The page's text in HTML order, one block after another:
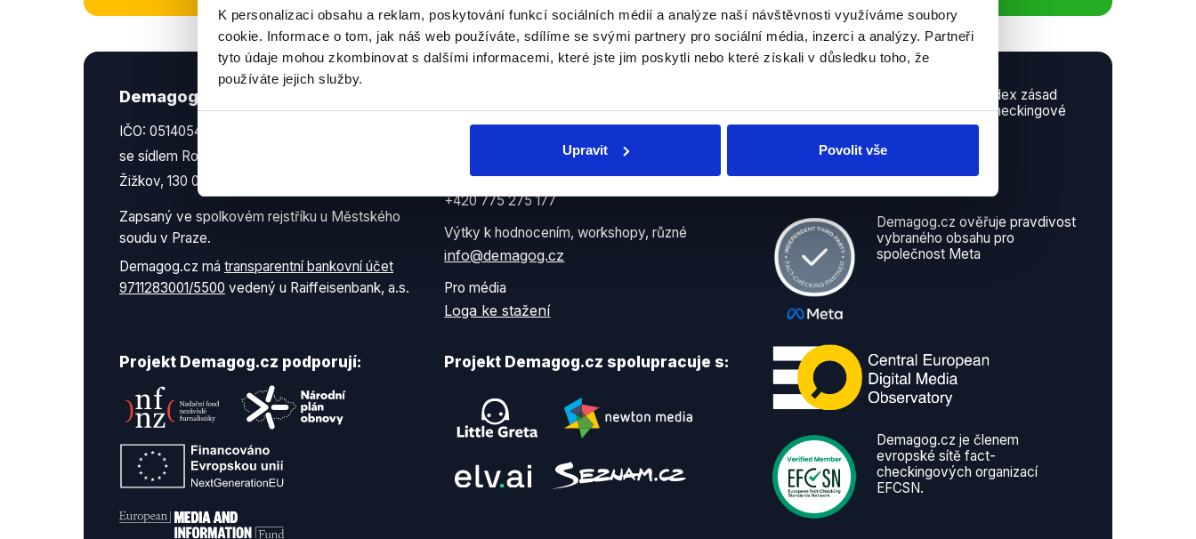
K personalizaci obsahu a reklam, poskytování funkcí sociálních médií a analýze naší návštěvnosti využíváme soubory
cookie. Informace o tom, jak náš web používáte, sdílíme se svými partnery pro sociální média, inzerci a analýzy. Partneři
tyto údaje mohou zkombinovat s dalšími informacemi, které jste jim poskytli nebo které získali v důsledku toho, že
používáte jejich služby.
Upravit Povolit vše
Demagog.cz, z.s.
IČO: 05140544
se sídlem Roháčova 145/14
Žižkov, 130 00 Praha 3
Zapsaný ve spolkovém rejstříku u Městského
soudu v Praze.
Demagog.cz má transparentní bankovní účet
9711283001/5500 vedený u Raiffeisenbank, a.s.
Kontaktní osoba
Petr Gongala | koordinátor projektu
petr.gongala@demagog.cz
+420 775 275 177
Výtky k hodnocením, workshopy, různé
info@demagog.cz
Pro média
Loga ke stažení
Projekt Demagog.cz podporují: Projekt Demagog.cz spolupracuje s:
Demagog.cz ctí kodex zásad
Mezinárodní fact-checkingové
organizace (IFCN)
Demagog.cz ověřuje pravdivost
vybraného obsahu pro
společnost Meta
Demagog.cz je členem
evropské sítě fact-
checkingových organizací
EFCSN.